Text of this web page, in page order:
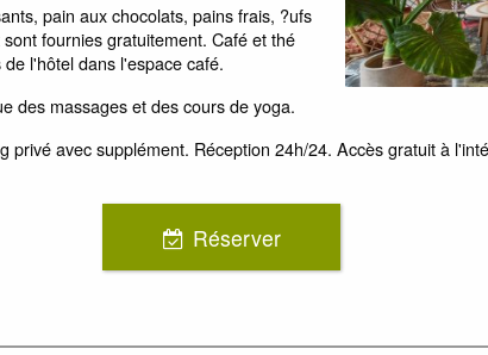
pain aux chocolats, pains frais, ?ufs
fournies gratuitement. Café et thé
l'hôtel dans l'espace café.
des massages et des cours de yoga.
avec supplément. Réception 24h/24. Accès gratuit à
Réserver